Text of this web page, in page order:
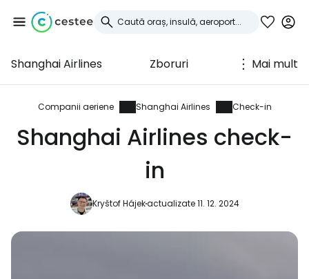
Shanghai Airlines Zboruri Mai mult
Companii aeriene Shanghai Airlines Check-in
Shanghai Airlines check-
in
Kryštof Hájekactualizate 11. 12. 2024
Conectați-vă la
Cestee
... comunitatea mondială a călătorilor